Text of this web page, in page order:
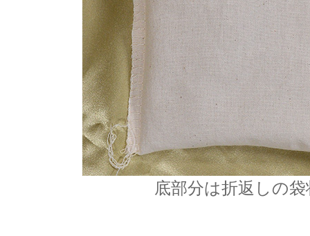
底部分は折返しの袋